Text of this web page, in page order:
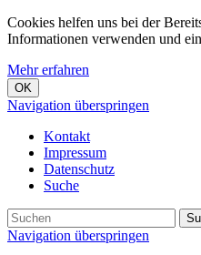
Cookies helfen uns bei der
Informationen verwenden und
Mehr erfahren
OK
Navigation überspringen
Kontakt
Impressum
Datenschutz
Suche
Navigation überspringen